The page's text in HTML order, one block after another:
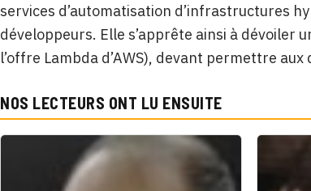
services d’automatisation d’infrastructures
développeurs. Elle s’apprête ainsi à dévoiler
l’offre Lambda d’AWS), devant permettre
NOS LECTEURS ONT LU ENSUITE